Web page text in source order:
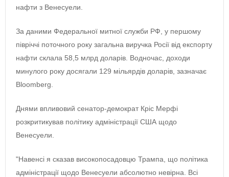
нафти з Венесуели.
За даними Федеральної митної служби РФ, у першому
півріччі поточного року загальна виручка Росії від експорту
нафти склала 58,5 млрд доларів. Водночас, доходи
минулого року досягали 129 мільярдів доларів, зазначає
Bloomberg.
Днями впливовий сенатор-демократ Кріс Мерфі
розкритикував політику адміністрації США щодо
Венесуели.
"Навенсі я сказав високопосадовцю Трампа, що політика
адміністрації щодо Венесуели абсолютно невірна. Всі